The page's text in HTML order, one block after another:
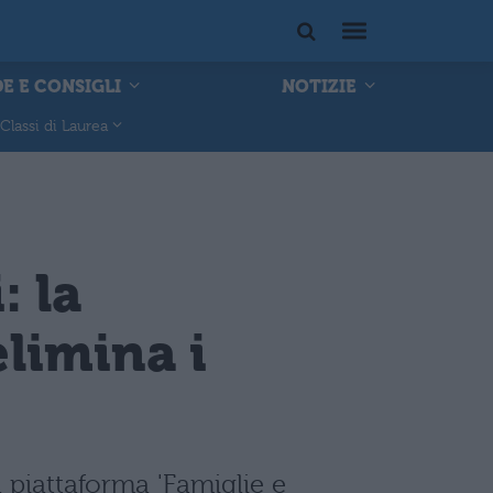
E CONSIGLI NOTIZIE
Classi di Laurea
la
i
'Famiglie e